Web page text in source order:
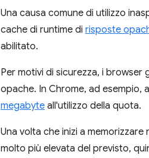
Una causa comune di utilizzo
cache di runtime di risposte
abilitato.
Per motivi di sicurezza, i
opache. In Chrome, ad
megabyte all'utilizzo della quota.
Una volta che inizi a
molto più elevata del previsto,